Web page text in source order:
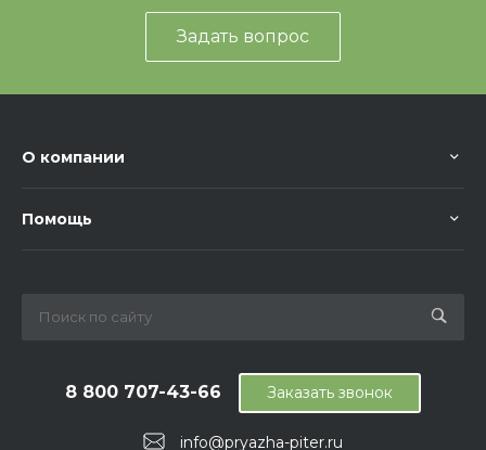
Задать вопрос
О компании
Помощь
info@pryazha-piter.ru
8 800 707-43-66 Заказать звонок